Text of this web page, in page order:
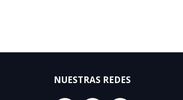
NUESTRAS REDES